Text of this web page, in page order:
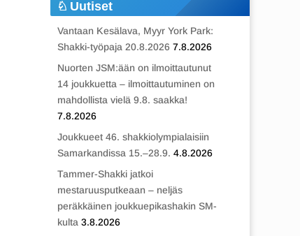
Uutiset
Vantaan Kesälava, Myyr York Park:
Shakki-työpaja 20.8.2026 7.8.2026
Nuorten JSM:ään on ilmoittautunut
14 joukkuetta – ilmoittautuminen on
mahdollista vielä 9.8. saakka!
7.8.2026
Joukkueet 46. shakkiolympialaisiin
Samarkandissa 15.–28.9. 4.8.2026
Tammer-Shakki jatkoi
mestaruusputkeaan – neljäs
peräkkäinen joukkuepikashakin SM-
kulta 3.8.2026